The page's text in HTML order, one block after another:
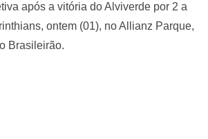
após a vitória do Alviverde por 2 a
ontem (01), no Allianz Parque,
Brasileirão.